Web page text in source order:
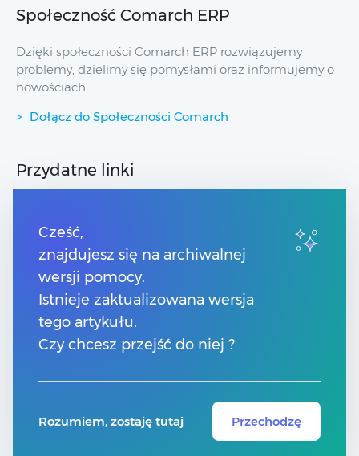
Społeczność Comarch ERP
Dzięki społeczności Comarch ERP rozwiązujemy
problemy, dzielimy się pomysłami oraz informujemy o
nowościach.
Dołącz do Społeczności Comarch
Przydatne linki
Strony dla Partnerów
Pomoc Comarch Betterfly
Pomoc Comarch e-Sklep
Pomoc Comarch HRM
Pomoc Optima w chmurze
Kontakt
Cześć,
znajdujesz się na archiwalnej
wersji pomocy.
Istnieje zaktualizowana wersja
tego artykułu.
Czy chcesz przejść do niej ?
Rozumiem, zostaję tutaj Przechodzę